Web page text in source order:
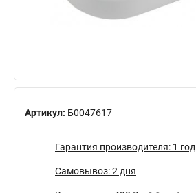
Артикул: Б0047617
Гарантия производителя: 1 год
Самовывоз: 2 дня